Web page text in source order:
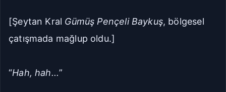
[Şeytan Kral Gümüş Pençeli Baykuş, bölgesel
çatışmada mağlup oldu.]
“Hah, hah...”